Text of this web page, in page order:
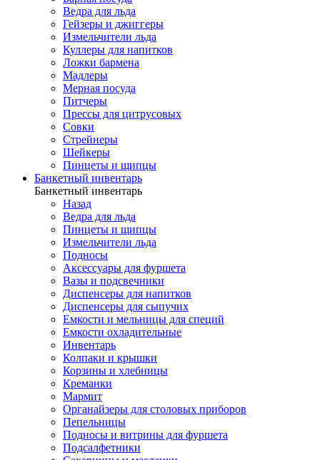
Ведра для льда
Гейзеры и джиггеры
Измельчители льда
Куллеры для напитков
Ложки бармена
Мадлеры
Мерная посуда
Питчеры
Прессы для цитрусовых
Совки
Стрейнеры
Шейкеры
Пинцеты и щипцы
Банкетный инвентарь
Банкетный инвентарь
Назад
Ведра для льда
Пинцеты и щипцы
Измельчители льда
Подносы
Аксессуары для фуршета
Вазы и подсвечники
Диспенсеры для напитков
Диспенсеры для сыпучих
Емкости и мельницы для специй
Емкости охладительные
Инвентарь
Колпаки и крышки
Корзины и хлебницы
Креманки
Мармит
Органайзеры для столовых приборов
Пепельницы
Подносы и витрины для фуршета
Подсалфетники